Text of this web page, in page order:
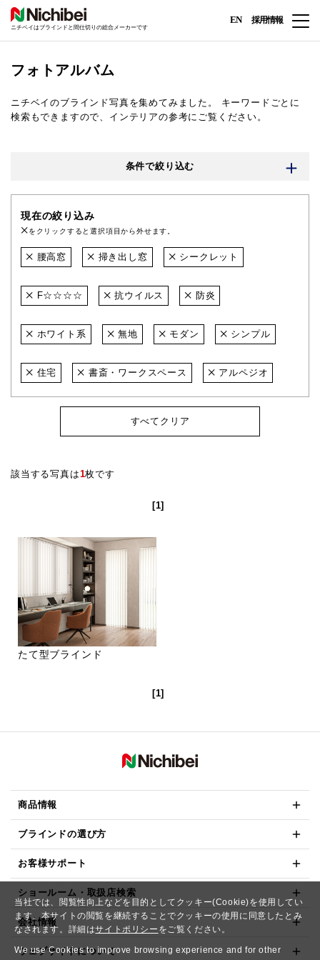
当社では、閲覧性向上などを目的としてクッキー(Cookie)を使用してい
ます。本サイトの閲覧を継続することでクッキーの使用に同意したとみ
なされます。詳細はサイトポリシー をご覧ください。
We use Cookies to improve browsing experience and for other
ニチベイはブラインドと間仕切りの総合メーカーです
EN 採用情報
フォトアルバム
ニチベイのブラインド写真を集めてみました。
キーワードごとに
検索もできますので、インテリアの参考にご覧ください。
条件で絞り込む
現在の絞り込み
をクリックすると選択項目から外せます。
腰高窓 掃き出し窓 シークレット
F☆☆☆☆ 抗ウイルス 防炎
ホワイト系 無地 モダン シンプル
住宅 書斎・ワークスペース アルペジオ
すべてクリア
該当する写真は1枚です
[1]
たて型ブラインド
[1]
商品情報
ブラインドの選び方
お客様サポート
ショールーム・取扱店検索
会社情報
ウェブサイトについて